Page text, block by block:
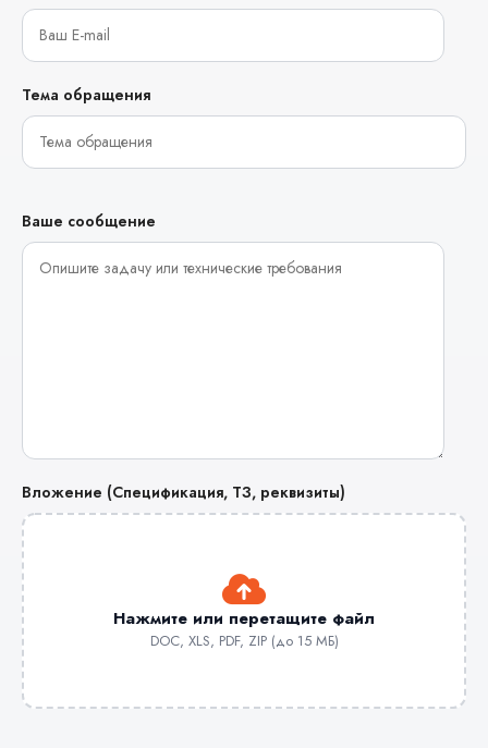
Тема обращения
Ваше сообщение
Вложение (Спецификация, ТЗ, реквизиты)
Нажмите или перетащите файл
DOC, XLS, PDF, ZIP (до 15 МБ)